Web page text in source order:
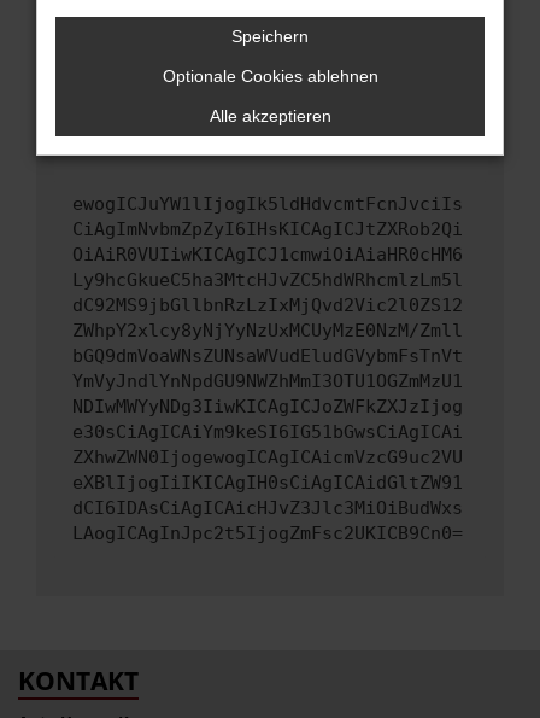
Wende dich an den Webseitenbetreiber.
Wenn du alle oben genannten Schritte versucht
hast, kontaktiere uns bitte. Wir werden
versuchen, das Problem zu beheben. Du kannst
uns diesen Text schicken, um uns bei der
ewogICJuYW1lIjogIk5ldHdvcmtFcnJvciIs
CiAgImNvbmZpZyI6IHsKICAgICJtZXRob2Qi
OiAiR0VUIiwKICAgICJ1cmwiOiAiaHR0cHM6
Ly9hcGkueC5ha3MtcHJvZC5hdWRhcmlzLm5l
dC92MS9jbGllbnRzLzIxMjQvd2Vic2l0ZS12
ZWhpY2xlcy8yNjYyNzUxMCUyMzE0NzM/Zmll
bGQ9dmVoaWNsZUNsaWVudEludGVybmFsTnVt
YmVyJndlYnNpdGU9NWZhMmI3OTU1OGZmMzU1
NDIwMWYyNDg3IiwKICAgICJoZWFkZXJzIjog
e30sCiAgICAiYm9keSI6IG51bGwsCiAgICAi
ZXhwZWN0IjogewogICAgICAicmVzcG9uc2VU
eXBlIjogIiIKICAgIH0sCiAgICAidGltZW91
dCI6IDAsCiAgICAicHJvZ3Jlc3MiOiBudWxs
LAogICAgInJpc2t5IjogZmFsc2UKICB9Cn0=
KONTAKT
Speichern
Optionale Cookies ablehnen
Alle akzeptieren